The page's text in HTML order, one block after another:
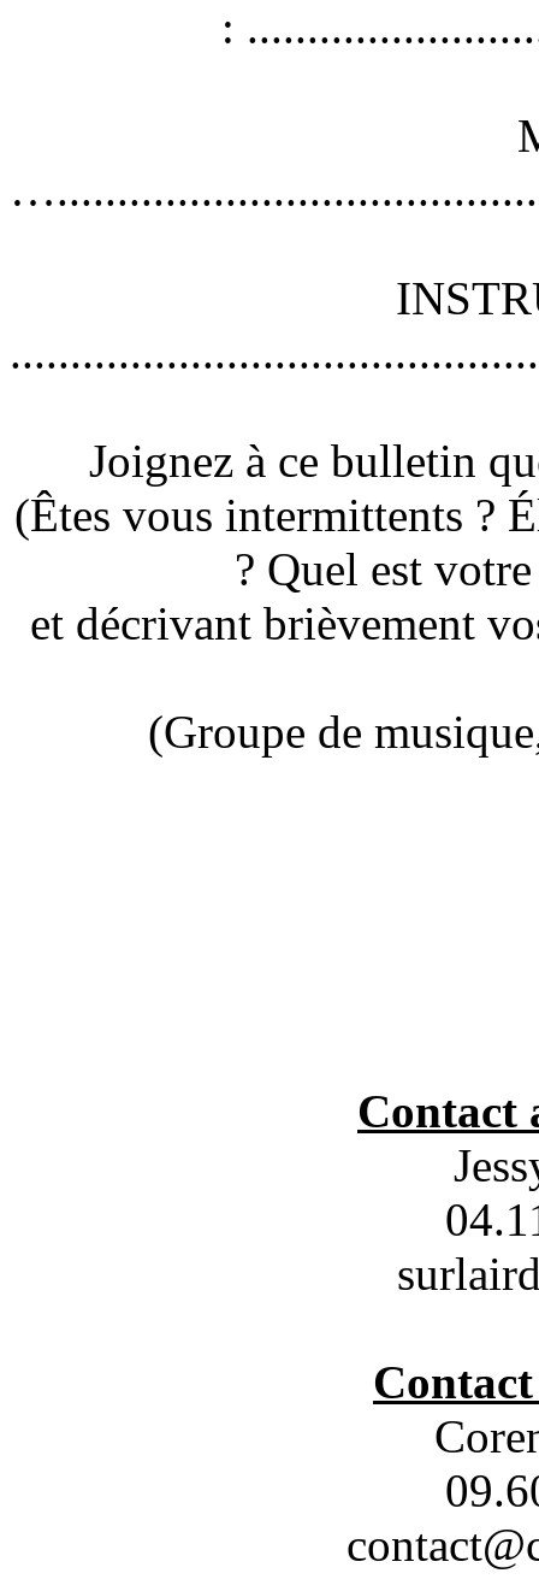
:
Joignez à ce bulletin
(Êtes vous intermittents ?
? Quel est
et décrivant brièvement
(Groupe de
Contact